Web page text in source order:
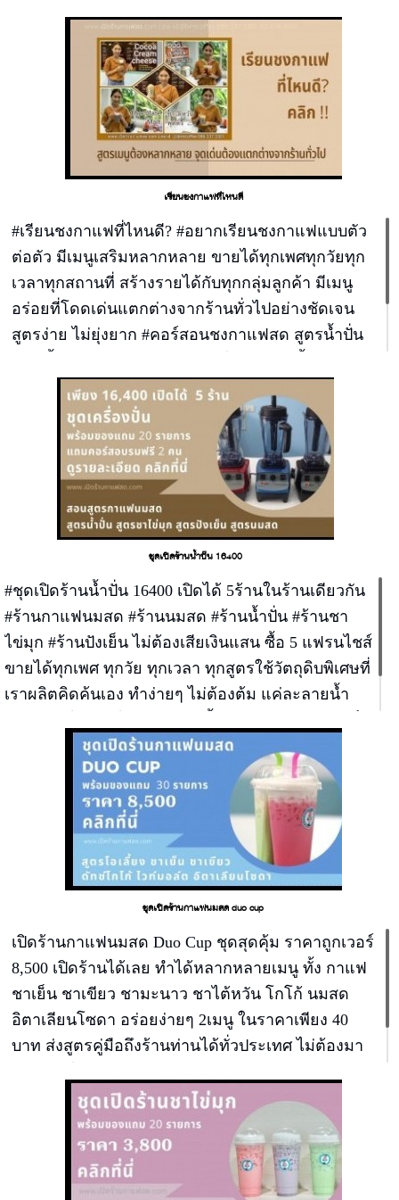
บาท มาเป็นคู่ลดเหลือเพียงคนละ2,500 เรียน 9.00-
14.00 วันเดียวจบ
เรียนชงกาแฟที่ไหนดี
#เรียนชงกาแฟที่ไหนดี? #อยากเรียนชงกาแฟแบบตัว
ต่อตัว มีเมนูเสริมหลากหลาย ขายได้ทุกเพศทุกวัยทุก
เวลาทุกสถานที่ สร้างรายได้กับทุกกลุ่มลูกค้า มีเมนู
อร่อยที่โดดเด่นแตกต่างจากร้านทั่วไปอย่างชัดเจน
สูตรง่าย ไม่ยุ่งยาก #คอร์สอนชงกาแฟสด สูตรน้ำปั่น
สด สูตรปังเย็นบิงซู เปิดได้ 6 ร้าน เรียน 9.00-14.00 วัน
ชุดเปิดร้านน้ำปั่น 16400
#ชุดเปิดร้านน้ำปั่น 16400 เปิดได้ 5ร้านในร้านเดียวกัน
#ร้านกาแฟนมสด #ร้านนมสด #ร้านน้ำปั่น #ร้านชา
ไข่มุก #ร้านปังเย็น ไม่ต้องเสียเงินแสน ซื้อ 5 แฟรนไชส์
ขายได้ทุกเพศ ทุกวัย ทุกเวลา ทุกสูตรใช้วัตถุดิบพิเศษที่
เราผลิตคิดค้นเอง ทำง่ายๆ ไม่ต้องต้ม แค่ละลายน้ำ
ไม่ต้องเปลืองแก๊ส
ชุดเปิดร้านกาแฟนมสด duo cup
เปิดร้านกาแฟนมสด Duo Cup ชุดสุดคุ้ม ราคาถูกเวอร์
8,500 เปิดร้านได้เลย ทำได้หลากหลายเมนู ทั้ง กาแฟ
ชาเย็น ชาเขียว ชามะนาว ชาไต้หวัน โกโก้ นมสด
อิตาเลียนโซดา อร่อยง่ายๆ 2เมนู ในราคาเพียง 40
บาท ส่งสูตรคู่มือถึงร้านท่านได้ทั่วประเทศ ไม่ต้องมา